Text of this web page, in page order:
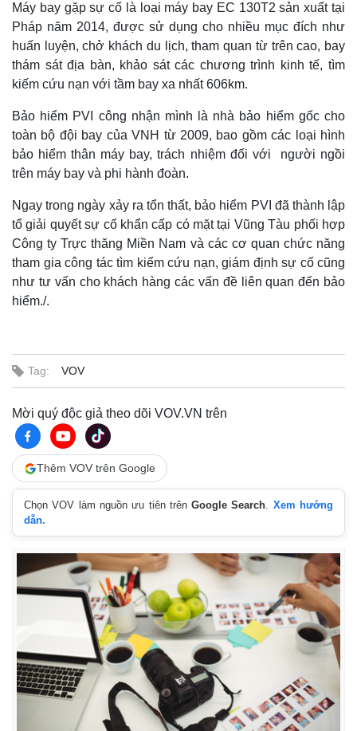
Hồ sơ
E-Magazine
Máy bay gặp sự cố là loại máy bay EC 130T2 sản xuất tại
Pháp năm 2014, được sử dụng cho nhiều mục đích như
huấn luyện, chở khách du lịch, tham quan từ trên cao, bay
thám sát địa bàn, khảo sát các chương trình kinh tế, tìm
kiếm cứu nạn với tầm bay xa nhất 606km.
Bảo hiểm PVI công nhận mình là nhà bảo hiểm gốc cho
toàn bộ đội bay của VNH từ 2009, bao gồm các loại hình
bảo hiểm thân máy bay, trách nhiệm đối với người ngồi
trên máy bay và phi hành đoàn.
Ngay trong ngày xảy ra tổn thất, bảo hiểm PVI đã thành lập
tổ giải quyết sự cố khẩn cấp có mặt tại Vũng Tàu phối hợp
Công ty Trực thăng Miền Nam và các cơ quan chức năng
tham gia công tác tìm kiếm cứu nạn, giám định sự cố cũng
như tư vấn cho khách hàng các vấn đề liên quan đến bảo
hiểm./.
Tag: VOV
Mời quý độc giả theo dõi VOV.VN trên
Thêm VOV trên Google
Chọn VOV làm nguồn ưu tiên trênGoogle Search. Xem hướng
dẫn.